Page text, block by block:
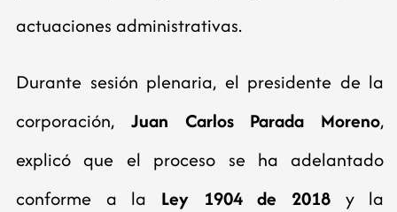
actuaciones administrativas.
Durante sesión plenaria, el presidente de la
corporación, Juan Carlos Parada Moreno,
explicó que el proceso se ha adelantado
conforme a la Ley 1904 de 2018y la